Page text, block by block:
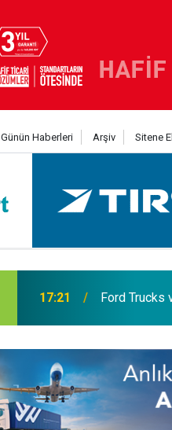
Günün Haberleri Arşiv Sitene
10:35 Treylerde iç